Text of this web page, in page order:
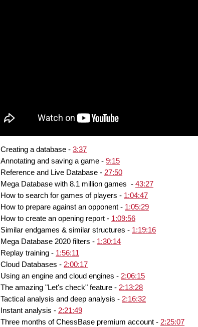
Creating a database - 3:37
Annotating and saving a game - 9:15
Reference and Live Database - 27:50
Mega Database with 8.1 million games - 43:27
How to search for games of players - 1:04:47
How to prepare against an opponent - 1:05:29
How to create an opening report - 1:09:56
Similar endgames & similar structures - 1:19:16
Mega Database 2020 filters - 1:30:14
Replay training - 1:56:11
Cloud Databases - 2:00:17
Using an engine and cloud engines - 2:06:15
The amazing "Let's check" feature - 2:13:28
Tactical analysis and deep analysis - 2:16:32
Instant analysis - 2:21:49
Three months of ChessBase premium account - 2:25:07